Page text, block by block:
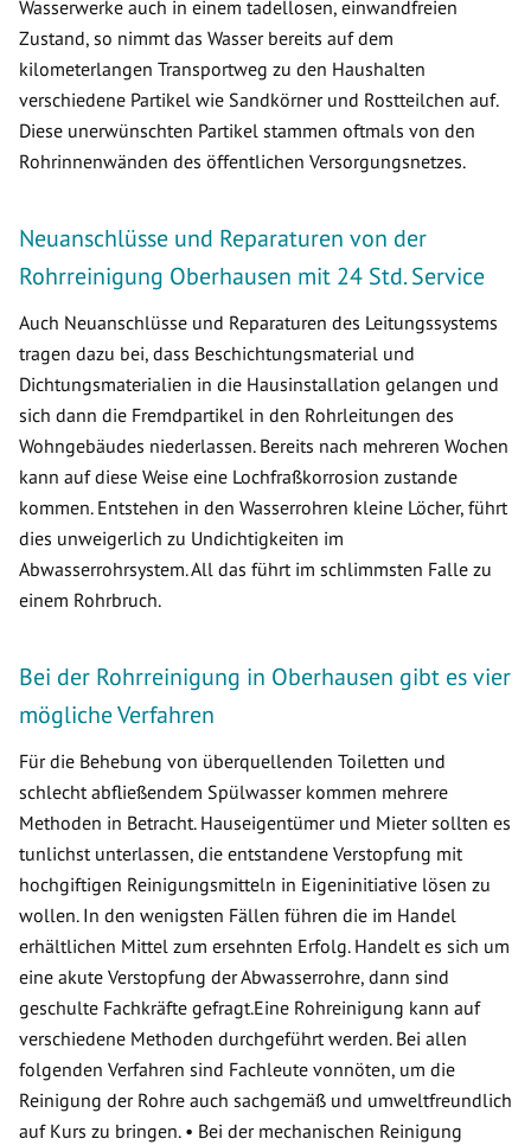
Wasserwerke auch in einem tadellosen, einwandfreien
Zustand, so nimmt das Wasser bereits auf dem
kilometerlangen Transportweg zu den Haushalten
verschiedene Partikel wie Sandkörner und Rostteilchen auf.
Diese unerwünschten Partikel stammen oftmals von den
Rohrinnenwänden des öffentlichen Versorgungsnetzes.
Neuanschlüsse und Reparaturen von der
Rohrreinigung Oberhausen mit 24 Std. Service
Auch Neuanschlüsse und Reparaturen des Leitungssystems
tragen dazu bei, dass Beschichtungsmaterial und
Dichtungsmaterialien in die Hausinstallation gelangen und
sich dann die Fremdpartikel in den Rohrleitungen des
Wohngebäudes niederlassen. Bereits nach mehreren Wochen
kann auf diese Weise eine Lochfraßkorrosion zustande
kommen. Entstehen in den Wasserrohren kleine Löcher, führt
dies unweigerlich zu Undichtigkeiten im
Abwasserrohrsystem. All das führt im schlimmsten Falle zu
einem Rohrbruch.
Bei der Rohrreinigung in Oberhausen gibt es vier
mögliche Verfahren
Für die Behebung von überquellenden Toiletten und
schlecht abfließendem Spülwasser kommen mehrere
Methoden in Betracht. Hauseigentümer und Mieter sollten es
tunlichst unterlassen, die entstandene Verstopfung mit
hochgiftigen Reinigungsmitteln in Eigeninitiative lösen zu
wollen. In den wenigsten Fällen führen die im Handel
erhältlichen Mittel zum ersehnten Erfolg. Handelt es sich um
eine akute Verstopfung der Abwasserrohre, dann sind
geschulte Fachkräfte gefragt.Eine Rohreinigung kann auf
verschiedene Methoden durchgeführt werden. Bei allen
folgenden Verfahren sind Fachleute vonnöten, um die
Reinigung der Rohre auch sachgemäß und umweltfreundlich
auf Kurs zu bringen. • Bei der mechanischen Reinigung